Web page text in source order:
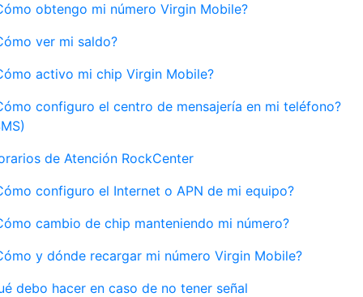
obtengo mi número Virgin Mobile?
ver mi saldo?
activo mi chip Virgin Mobile?
configuro el centro de mensajería en mi teléfono?
de Atención RockCenter
configuro el Internet o APN de mi equipo?
cambio de chip manteniendo mi número?
y dónde recargar mi número Virgin Mobile?
debo hacer en caso de no tener señal